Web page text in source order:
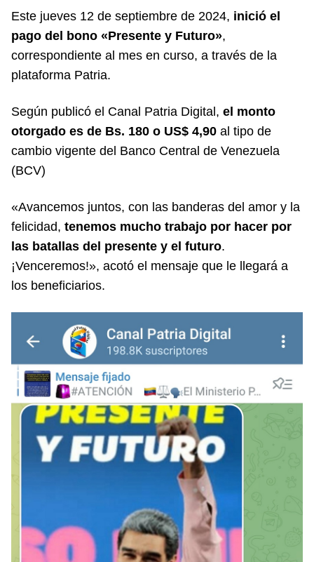
Este jueves 12 de septiembre de 2024, inició el
pago del bono «Presente y Futuro»,
correspondiente al mes en curso, a través de la
plataforma Patria.
Según publicó el Canal Patria Digital, el monto
otorgado es de Bs. 180 o US$ 4,90 al tipo de
cambio vigente del Banco Central de Venezuela
(BCV)
«Avancemos juntos, con las banderas del amor y la
felicidad, tenemos mucho trabajo por hacer por
las batallas del presente y el futuro.
¡Venceremos!», acotó el mensaje que le llegará a
los beneficiarios.